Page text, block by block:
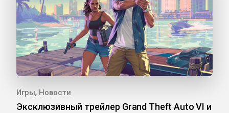
Игры, Новости
Эксклюзивный трейлер Grand Theft Auto VI и